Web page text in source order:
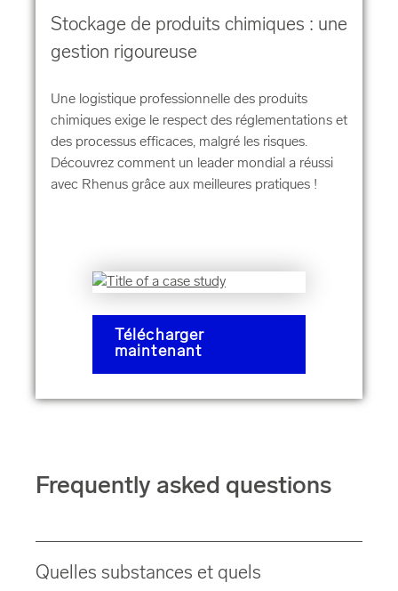
Stockage de produits chimiques : une
gestion rigoureuse
Une logistique professionnelle des produits
chimiques exige le respect des réglementations et
des processus efficaces, malgré les risques.
Découvrez comment un leader mondial a réussi
avec Rhenus grâce aux meilleures pratiques !
Télécharger
maintenant
Frequently asked questions
Quelles substances et quels